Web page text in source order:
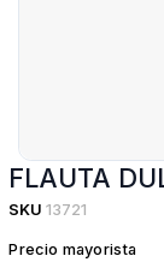
FLAUTA
SKU 13721
Precio mayorista